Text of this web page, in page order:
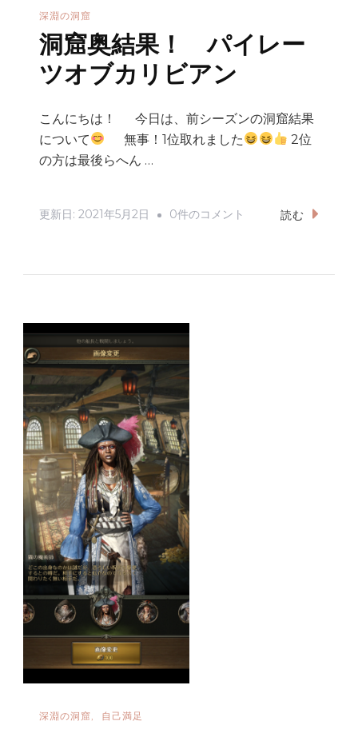
深淵の洞窟
洞窟奥結果！ パイレー
ツオブカリビアン
こんにちは！ 今日は、前シーズンの洞窟結果
について
無事！1位取れました
2位
の方は最後らへん …
更新日: 2021年5月2日
洞
レ
ー
ツ
オ
ブ
カ
リ
ビ
ア
へ
0件のコメント 読む
深淵の洞窟 自己満足